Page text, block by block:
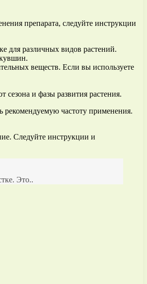
препарата, следуйте инструкции
для различных видов растений.
веществ. Если вы используете
сезона и фазы развития растения.
рекомендуемую частоту применения.
Следуйте инструкции и
Это..